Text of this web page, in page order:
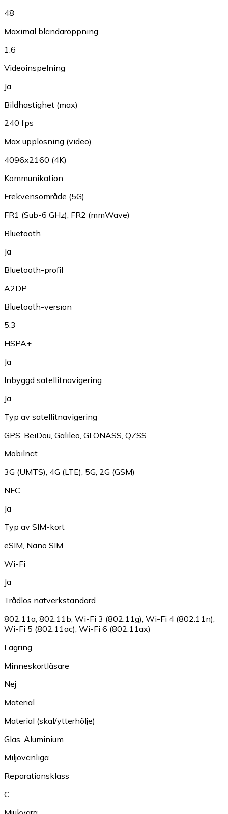
48
Maximal bländaröppning
1.6
Videoinspelning
Ja
Bildhastighet (max)
240 fps
Max upplösning (video)
4096x2160 (4K)
Kommunikation
Frekvensområde (5G)
FR1 (Sub-6 GHz) FR2 (mmWave)
Bluetooth
Ja
Bluetooth-profil
A2DP
Bluetooth-version
5.3
HSPA+
Ja
Inbyggd satellitnavigering
Ja
Typ av satellitnavigering
GPS BeiDou Galileo GLONASS QZSS
Mobilnät
3G (UMTS) 4G (LTE) 5G 2G (GSM)
NFC
Ja
Typ av SIM-kort
eSIM Nano SIM
Wi-Fi
Ja
Trådlös nätverkstandard
802.11a 802.11b Wi-Fi 3 (802.11g) Wi-Fi 4 (802.11n)
Wi-Fi 5 (802.11ac) Wi-Fi 6 (802.11ax)
Lagring
Minneskortläsare
Nej
Material
Material (skal/ytterhölje)
Glas Aluminium
Miljövänliga
Reparationsklass
C